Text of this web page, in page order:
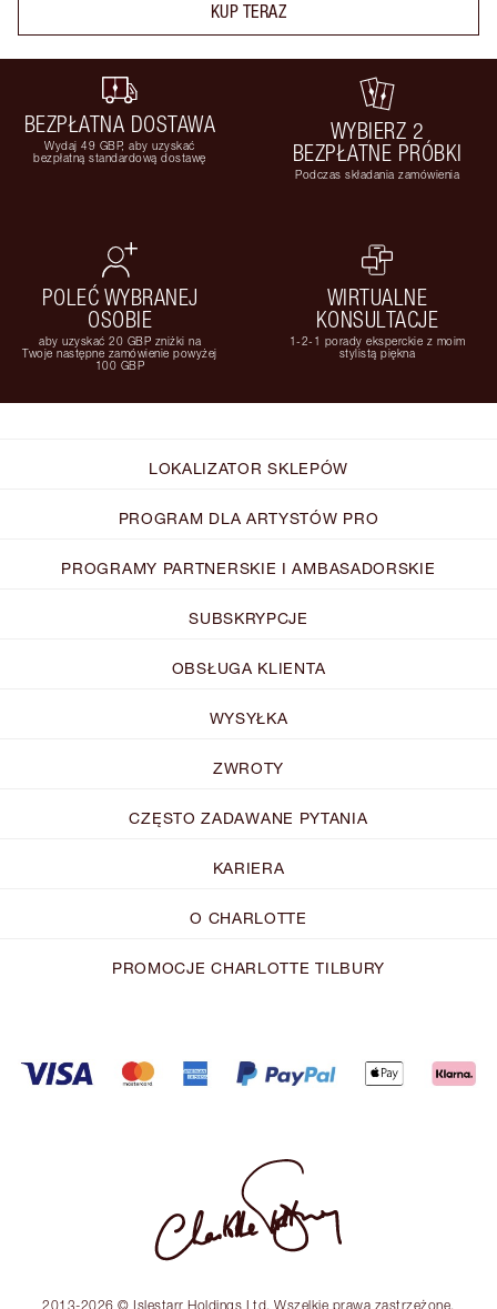
KUP TERAZ
BEZPŁATNA DOSTAWA
Wydaj 49 GBP, aby uzyskać
bezpłatną standardową dostawę
WYBIERZ 2
BEZPŁATNE PRÓBKI
Podczas składania zamówienia
POLEĆ WYBRANEJ
OSOBIE
aby uzyskać 20 GBP zniżki na
Twoje następne zamówienie powyżej
100 GBP
WIRTUALNE
KONSULTACJE
1-2-1 porady eksperckie z moim
stylistą piękna
LOKALIZATOR SKLEPÓW
PROGRAM DLA ARTYSTÓW PRO
PROGRAMY PARTNERSKIE I AMBASADORSKIE
SUBSKRYPCJE
OBSŁUGA KLIENTA
WYSYŁKA
ZWROTY
CZĘSTO ZADAWANE PYTANIA
KARIERA
O CHARLOTTE
PROMOCJE CHARLOTTE TILBURY
2013-2026 © Islestarr Holdings Ltd. Wszelkie prawa zastrzeżone.